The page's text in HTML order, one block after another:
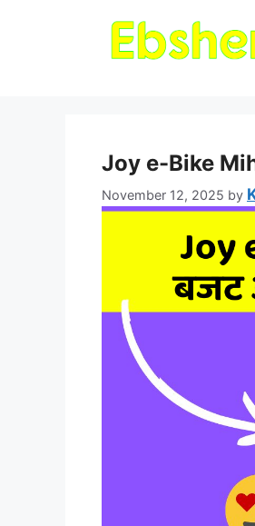
Joy e-Bike
November 12, 2025 by